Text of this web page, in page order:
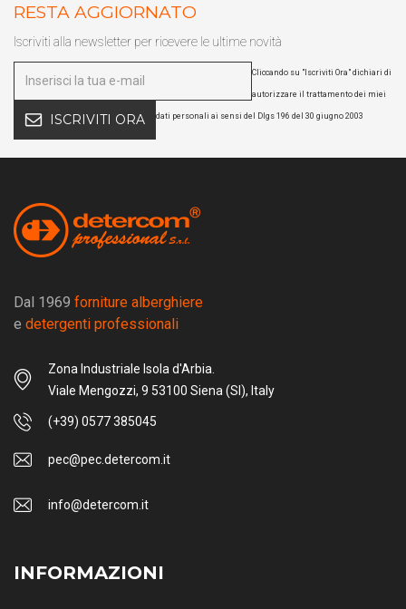
RESTA AGGIORNATO
Iscriviti alla newsletter per ricevere le ultime novità
ISCRIVITI ORA
Cliccando su "Iscriviti Ora" dichiari di
autorizzare il trattamento dei miei
dati personali ai sensi del Dlgs 196 del 30 giugno 2003
Dal 1969 forniture alberghiere
e detergenti professionali
Zona Industriale Isola d'Arbia.
Viale Mengozzi, 9 53100 Siena (SI), Italy
(+39) 0577 385045
pec@pec.detercom.it
info@detercom.it
INFORMAZIONI